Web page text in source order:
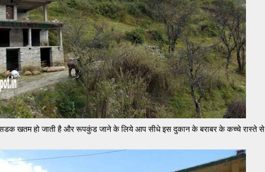
खतम हो जाती है और रूपकुंड जाने के लिये आप सीधे इस दुकान के बराबर के कच्चे रास्ते से